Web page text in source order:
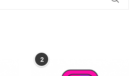
2